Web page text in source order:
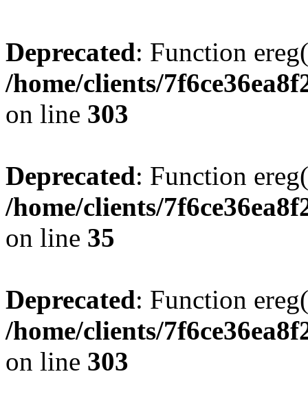
Deprecated: Function
/home/clients/
on line 303
Deprecated: Function
/home/clients/
on line 35
Deprecated: Function
/home/clients/
on line 303